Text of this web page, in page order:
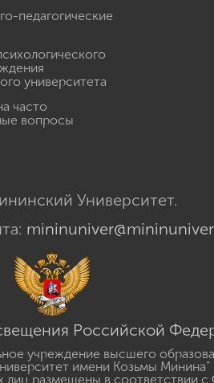
педагогические
университета
часто
вопросы
Университет.
Российской
учреждение высшего
имени Козьмы Минина"
размещены в соответствии с